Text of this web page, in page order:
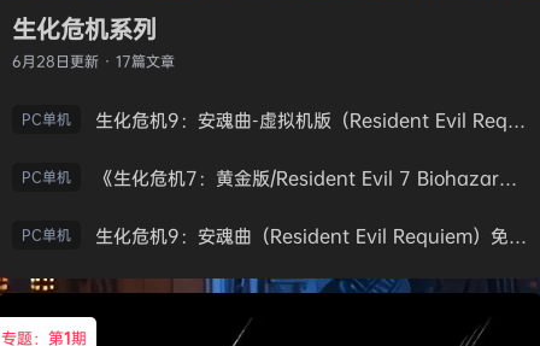
生化危机系列
6月28日更新 · 17篇文章
PC单机 生化危机9：安魂曲-虚拟机版（Resident Evil Requiem HYPERVISOR）免安装中文版
PC单机 《生化危机7：黄金版/Resident Evil 7 Biohazard》免安装中文版
PC单机 生化危机9：安魂曲（Resident Evil Requiem）免安装中文版
专题：第1期